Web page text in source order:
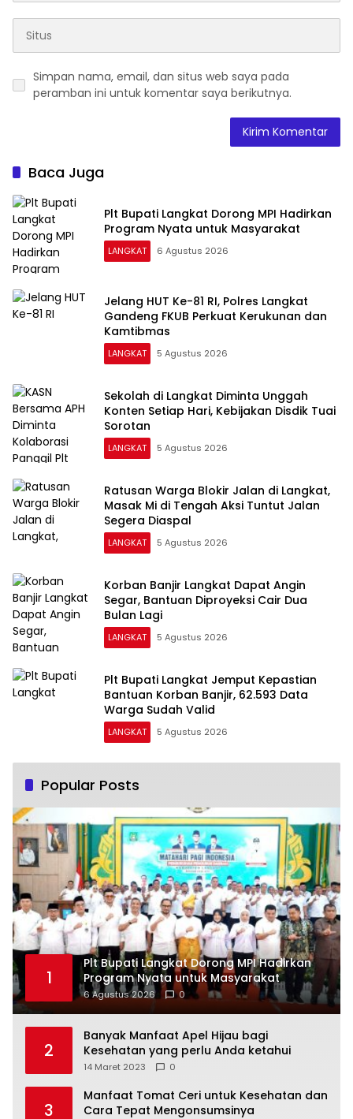
Simpan nama, email, dan situs web saya pada
peramban ini untuk komentar saya berikutnya.
Baca Juga
Plt Bupati Langkat Dorong MPI Hadirkan
Program Nyata untuk Masyarakat
LANGKAT 6 Agustus 2026
Jelang HUT Ke-81 RI, Polres Langkat
Gandeng FKUB Perkuat Kerukunan dan
Kamtibmas
LANGKAT 5 Agustus 2026
Sekolah di Langkat Diminta Unggah
Konten Setiap Hari, Kebijakan Disdik Tuai
Sorotan
LANGKAT 5 Agustus 2026
Ratusan Warga Blokir Jalan di Langkat,
Masak Mi di Tengah Aksi Tuntut Jalan
Segera Diaspal
LANGKAT 5 Agustus 2026
Korban Banjir Langkat Dapat Angin
Segar, Bantuan Diproyeksi Cair Dua
Bulan Lagi
LANGKAT 5 Agustus 2026
Plt Bupati Langkat Jemput Kepastian
Bantuan Korban Banjir, 62.593 Data
Warga Sudah Valid
LANGKAT 5 Agustus 2026
Popular Posts
1
Plt Bupati Langkat Dorong MPI Hadirkan
Program Nyata untuk Masyarakat
6 Agustus 2026 0
2
Banyak Manfaat Apel Hijau bagi
Kesehatan yang perlu Anda ketahui
14 Maret 2023 0
3
Manfaat Tomat Ceri untuk Kesehatan dan
Cara Tepat Mengonsumsinya